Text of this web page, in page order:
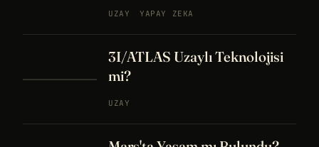
UZAY YAPAY ZEKA
3I/ATLAS Uzaylı Teknolojisi
mi?
UZAY